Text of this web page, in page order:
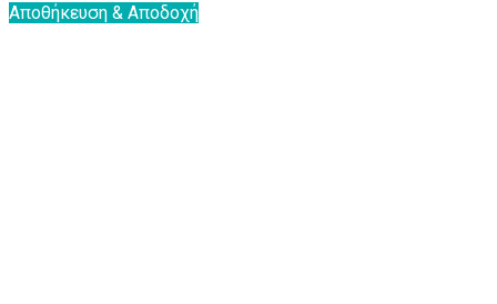
Αποθήκευση & Αποδοχή